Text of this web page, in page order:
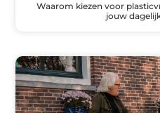
Waarom kiezen voor
jouw